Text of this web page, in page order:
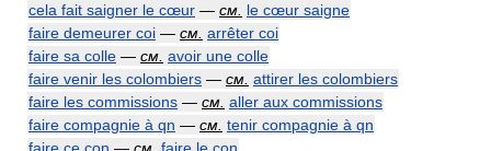
cela fait saigner le cœur — см. le cœur saigne
faire demeurer coi — см. arrêter coi
faire sa colle — см. avoir une colle
faire venir les colombiers — см. attirer les colombiers
faire les commissions — см. aller aux commissions
faire compagnie à qn — см. tenir compagnie à qn